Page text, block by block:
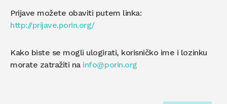
Prijave možete obaviti putem linka:
http://prijave.porin.org/
Kako biste se mogli ulogirati, korisničko ime i lozinku
morate zatražiti na info@porin.org